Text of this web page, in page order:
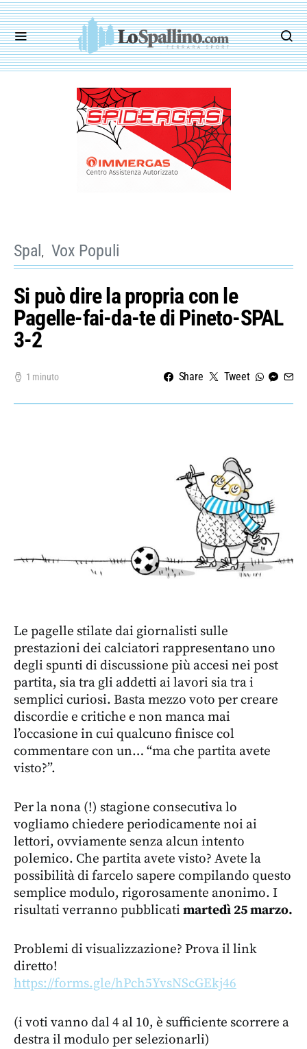
Spal Vox Populi
Si può dire la propria con le
Pagelle-fai-da-te di Pineto-SPAL
3-2
1 minuto Share Tweet
Le pagelle stilate dai giornalisti sulle
prestazioni dei calciatori rappresentano uno
degli spunti di discussione più accesi nei post
partita, sia tra gli addetti ai lavori sia tra i
semplici curiosi. Basta mezzo voto per creare
discordie e critiche e non manca mai
l’occasione in cui qualcuno finisce col
commentare con un… “ma che partita avete
visto?”.
Per la nona (!) stagione consecutiva lo
vogliamo chiedere periodicamente noi ai
lettori, ovviamente senza alcun intento
polemico. Che partita avete visto? Avete la
possibilità di farcelo sapere compilando questo
semplice modulo, rigorosamente anonimo. I
risultati verranno pubblicati martedì 25 marzo.
Problemi di visualizzazione? Prova il link
diretto!
https://forms.gle/hPch5YvsNScGEkj46
(i voti vanno dal 4 al 10, è sufficiente scorrere a
destra il modulo per selezionarli)